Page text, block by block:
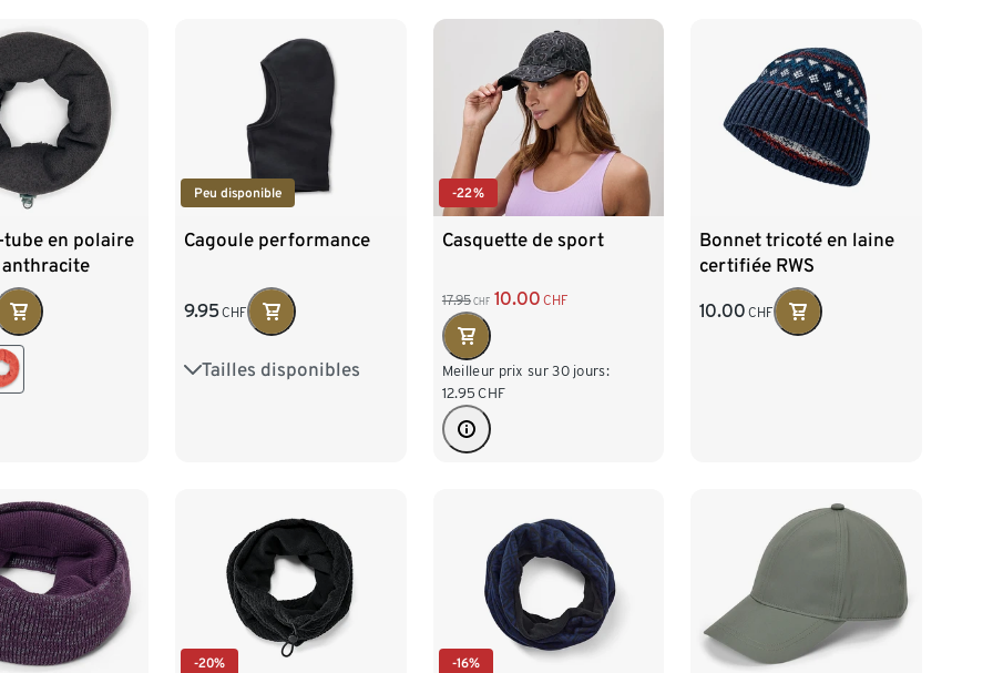
tube en polaire
Peu disponible
Cagoule performance
9.95CHF
Tailles disponibles
S M L
-22%
Casquette de sport
17.95 CHF 10.00 CHF
Meilleur prix sur 30 jours:
12.95 CHF
Bonnet tricoté en laine
certifiée RWS
10.00 CHF
-20% -16%